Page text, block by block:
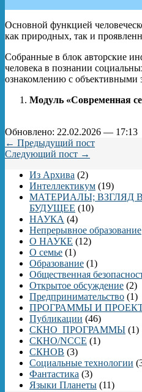
Основной функцией
как природных, так и
Собранные в блок авторские
человека в познании
ознакомлению с объективными
Модуль «Современная
Обновлено: 22.02.2026 — 17:13
← Предыдущий пост
Следующий пост →
Из Архива (2)
Интеллектикум (19)
МАТЕРИАЛЫ; ВЗГЛЯД В
БУДУЩЕЕ (10)
НАУКА (4)
Непрерывное образование
О НАУКЕ (12)
О семье (1)
Образование (1)
Общественная
Открытое обсуждение (2)
Предпринимательство (1)
ПРОГРАММЫ И
Публикации (46)
СКНО_ПРОГРАММЫ (1)
СКНО/NCCE (1)
СКНОВ (3)
Социальные технологии
Фантастика (3)
Языки Планеты (11)